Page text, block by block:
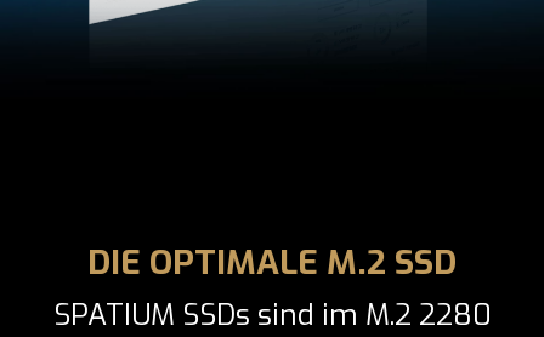
DIE OPTIMALE M.2 SSD
SPATIUM SSDs sind im M.2 2280